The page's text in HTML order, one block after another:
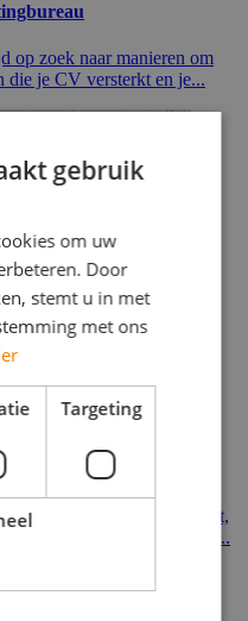
op zoek naar manieren om
die je CV versterkt en je...
niet alleen om wat je weet,
om je carrière op te...
gebruik
om uw
Door
stemt u in met
met ons
Targeting